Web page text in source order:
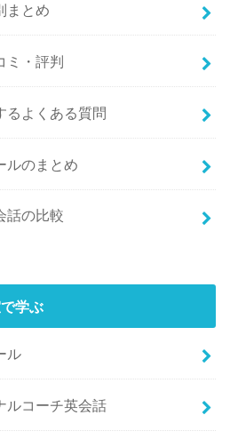
まとめ
ミ・評判
るよくある質問
ルのまとめ
話の比較
学ぶ
ル
ルコーチ英会話